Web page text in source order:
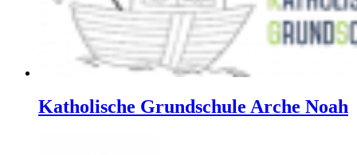
Katholische Grundschule Arche Noah